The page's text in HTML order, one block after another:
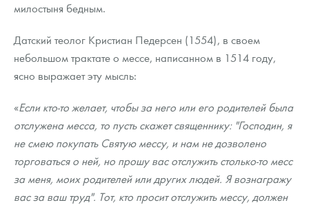
милостыня бедным.
Датский теолог Кристиан Педерсен (1554), в своем
небольшом трактате о мессе, написанном в 1514 году,
ясно выражает эту мысль:
«Если кто-то желает, чтобы за него или его родителей была
отслужена месса, то пусть скажет священнику: "Господин, я
не смею покупать Святую мессу, и нам не дозволено
торговаться о ней, но прошу вас отслужить столько-то месс
за меня, моих родителей или других людей. Я вознагражу
вас за ваш труд". Тот, кто просит отслужить мессу, должен